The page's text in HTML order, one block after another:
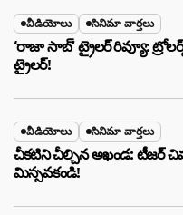
వీడియోలు సినిమా వార్తలు
‘రాజా సాబ్’ ట్రైలర్ రివ్యూ:
ట్రైలర్!
వీడియోలు సినిమా వార్తలు
చీకటిని చీల్చిన అఖండ: టీజర్
మిస్సవకండి!